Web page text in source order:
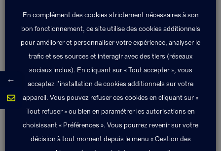
En complément des cookies strictement nécessaires à son
bon fonctionnement, ce site utilise des cookies additionnels
pour améliorer et personnaliser votre expérience, analyser le
trafic et ses sources et interagir avec des tiers (réseaux
sociaux inclus). En cliquant sur « Tout accepter », vous
acceptez l’installation de cookies additionnels sur votre
appareil. Vous pouvez refuser ces cookies en cliquant sur «
Tout refuser » ou bien en paramétrer les autorisations en
choisissant « Préférences ». Vous pourrez revenir sur votre
décision à tout moment depuis le menu « Gestion des
←